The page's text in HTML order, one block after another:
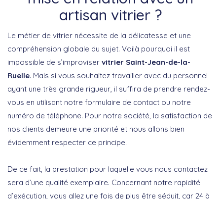
artisan vitrier ?
Le métier de vitrier nécessite de la délicatesse et une
compréhension globale du sujet. Voilà pourquoi il est
impossible de s’improviser vitrier Saint-Jean-de-la-
Ruelle. Mais si vous souhaitez travailler avec du personnel
ayant une très grande rigueur, il suffira de prendre rendez-
vous en utilisant notre formulaire de contact ou notre
numéro de téléphone. Pour notre société, la satisfaction de
nos clients demeure une priorité et nous allons bien
évidemment respecter ce principe.
De ce fait, la prestation pour laquelle vous nous contactez
sera d’une qualité exemplaire. Concernant notre rapidité
d’exécution, vous allez une fois de plus être séduit, car 24 à